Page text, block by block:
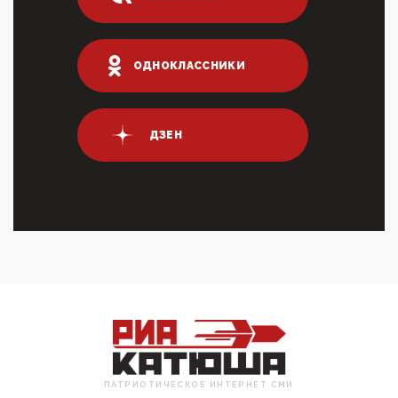
03:01, 10 Апреля 2026
что союзники просили Киев не наносить удары по
энергети...
01:54, 10 Апреля 2026
ПрезидентПутинвчера вечером обьявил
Пасхальное перемирие с 16 часов субботы до конца
дня Воскресен...
01:09, 10 Апреля 2026
Честно говоря, ситуация с продвижением через
российские крупнейшие СМИ персоны Эррола
Маска (отца Ил...
ОДНОКЛАССНИКИ
ДЗЕН
ПАТРИОТИЧЕСКОЕ ИНТЕРНЕТ СМИ